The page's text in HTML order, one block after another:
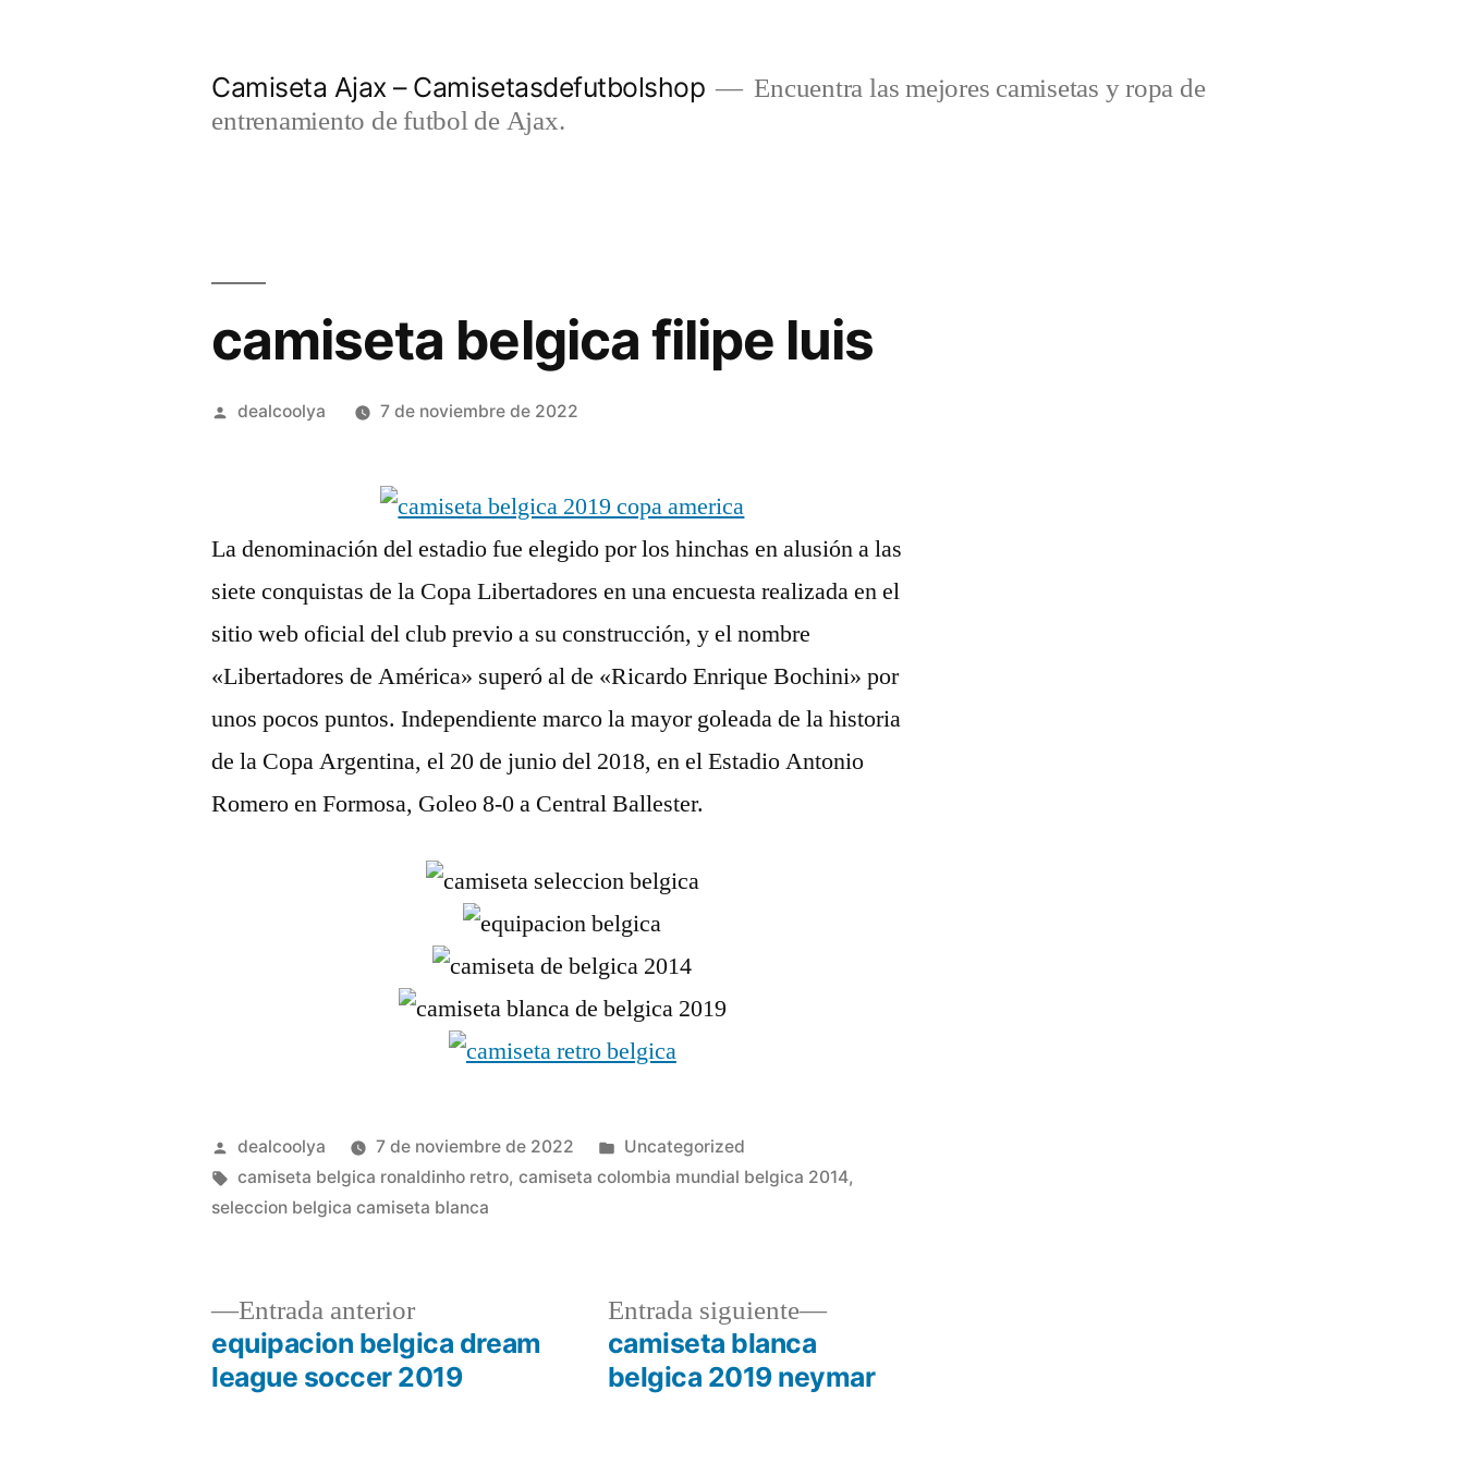
Camiseta Ajax – Camisetasdefutbolshop
Encuentra las mejores camisetas y ropa de
entrenamiento de futbol de Ajax.
camiseta belgica filipe luis
Publicado
dealcoolya 7 de noviembre de 2022
La denominación del estadio fue elegido por los hinchas en alusión a las
siete conquistas de la Copa Libertadores en una encuesta realizada en el
sitio web oficial del club previo a su construcción, y el nombre
«Libertadores de América» superó al de «Ricardo Enrique Bochini» por
unos pocos puntos. Independiente marco la mayor goleada de la historia
de la Copa Argentina, el 20 de junio del 2018, en el Estadio Antonio
Romero en Formosa, Goleo 8-0 a Central Ballester.
Publicado
por
dealcoolya 7 de noviembre de 2022
Publicado
en
Uncategorized
Etiquetas:
camiseta belgica ronaldinho retro,camiseta colombia mundial belgica 2014,
seleccion belgica camiseta blanca
Navegación
Entrada anteriorEntrada
anterior:
equipacion belgica dream
league soccer 2019
Entrada siguiente
Entrada
camiseta blanca
belgica 2019 neymar